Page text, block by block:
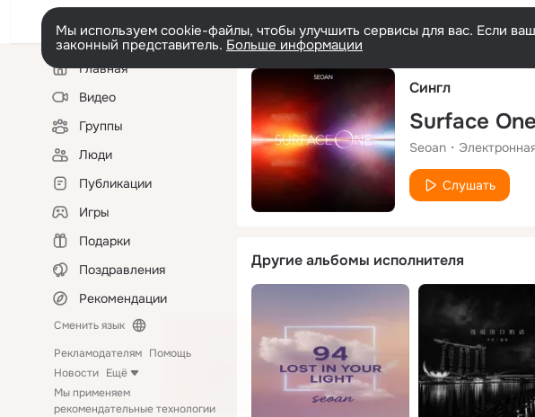
Мы используем cookie-файлы, чтобы улучшить сервисы для вас. Если
законный представитель. Больше информации
Левая
колонкаГлавная
Видео
Группы
Люди
Публикации
Игры
Подарки
Поздравления
Рекомендации
Сменить язык
Рекламодателям Помощь
Новости Ещё
Мы применяем
рекомендательные технологии
Сингл
Surface One
Seoan
Слушать
Другие альбомы исполнителя